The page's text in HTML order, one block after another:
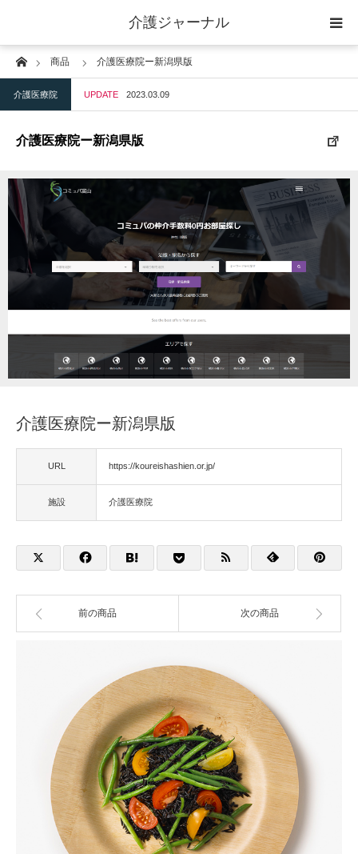
介護ジャーナル
Home商品 介護医療院ー新潟県版
介護医療院 UPDATE 2023.03.09
介護医療院ー新潟県版
介護医療院ー新潟県版
URL https://koureishashien.or.jp/
施設 介護医療院
前の商品 次の商品
ケアプラン作成
訪問
短期入所
訪問＋通い＋宿泊
施設
地域密着型小規模施設
住宅改修